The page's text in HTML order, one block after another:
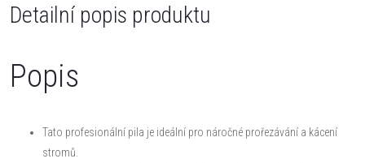
Detailní popis produktu
Popis
Tato profesionální pila je ideální pro náročné prořezávání a kácení
stromů.